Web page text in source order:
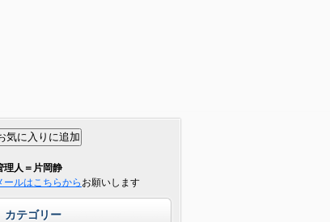
理人＝片岡静
ールはこちらから お願いします
カテゴリー